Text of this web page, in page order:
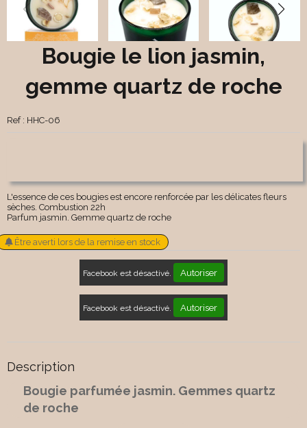
Bougie le lion jasmin,
gemme quartz de roche
Ref : HHC-06
L'essence de ces bougies est encore renforcée par les délicates fleurs
sèches. Combustion 22h
Parfum jasmin. Gemme quartz de roche
Être averti lors de la remise en stock
Facebook est désactivé. Autoriser
Facebook est désactivé. Autoriser
Description
Bougie parfumée jasmin. Gemmes quartz
de roche